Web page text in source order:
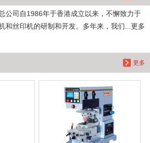
公司自1986年于香港成立以来，不懈致力于
和丝印机的研制和开发。多年来，我们...更多
更多